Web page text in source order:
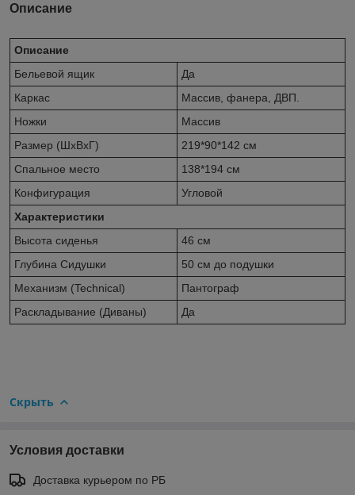
Описание
Описание
Бельевой ящик
Да
Каркас
Массив, фанера, ДВП.
Ножки
Массив
Размер (ШхВхГ)
219*90*142 см
Спальное место
138*194 см
Конфигурация
Угловой
Характеристики
Высота сиденья
46 см
Глубина Сидушки
50 см до подушки
Механизм (Technical)
Пантограф
Раскладывание (Диваны)
Да
Скрыть
Условия доставки
Доставка курьером по РБ